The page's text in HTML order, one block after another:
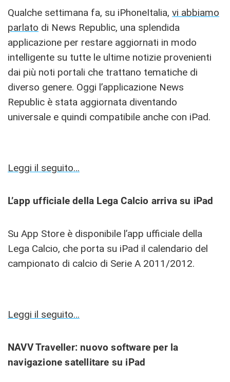
Qualche settimana fa, su iPhoneItalia, vi abbiamo
parlato di News Republic, una splendida
applicazione per restare aggiornati in modo
intelligente su tutte le ultime notizie provenienti
dai più noti portali che trattano tematiche di
diverso genere. Oggi l’applicazione News
Republic è stata aggiornata diventando
universale e quindi compatibile anche con iPad.
Leggi il seguito…
L’app ufficiale della Lega Calcio arriva su iPad
Su App Store è disponibile l’app ufficiale della
Lega Calcio, che porta su iPad il calendario del
campionato di calcio di Serie A 2011/2012.
Leggi il seguito…
NAVV Traveller: nuovo software per la
navigazione satellitare su iPad